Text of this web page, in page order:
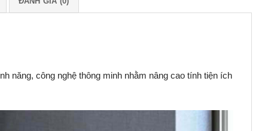
năng, công nghệ thông minh nhằm nâng cao tính tiện ích